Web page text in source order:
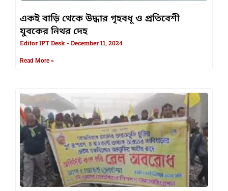
একই বাড়ি থেকে উদ্ধার গৃহবধূ ও প্রতিবেশী
যুবকের নিথর দেহ
Editor IPT Desk December 11, 2024
Read More »